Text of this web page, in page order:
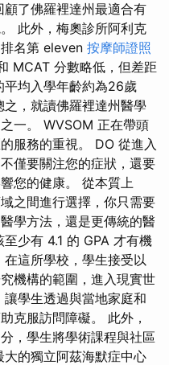
了佛羅裡達州最適合有
此外，梅奧診所阿利克
名第 eleven 按摩師證照
MCAT 分數略低，但差距
平均入學年齡約為26歲
之，就讀佛羅裡達州醫學
一。 WVSOM 正在帶頭
服務的重視。 DO 從進入
僅要關注您的症狀，還要
您的健康。 從本質上
之間進行選擇，你只需要
學方法，還是更傳統的醫
少有 4.1 的 GPA 才有機
這所學校，學生接受以
機構的範圍，進入現實世
學生透過與當地家庭和
克服訪問障礙。 此外，
，學生將學術課程與社區
的獨立阿茲海默症中心